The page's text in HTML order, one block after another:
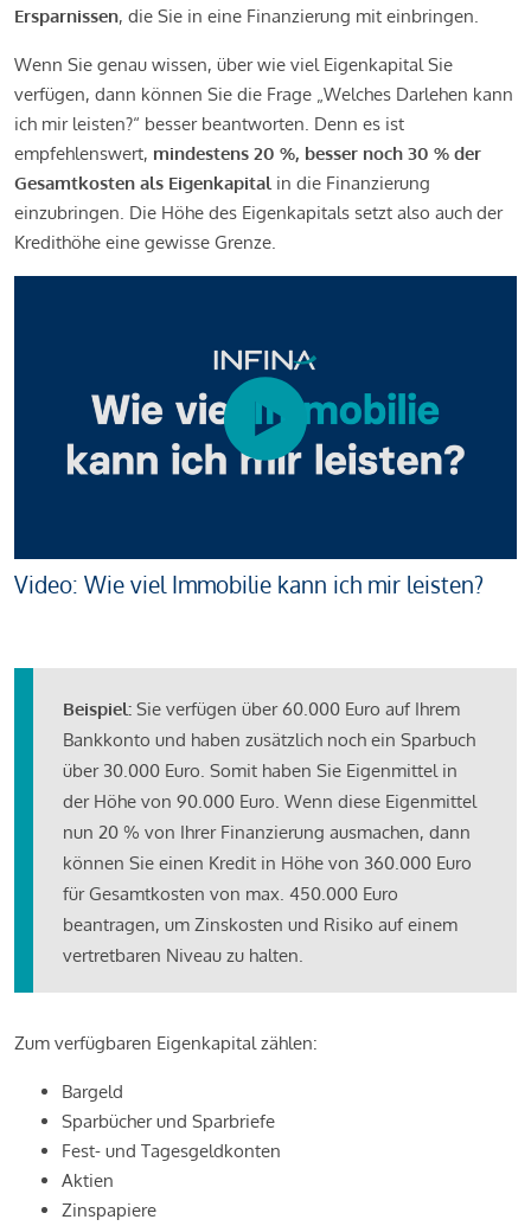
Ersparnissen, die Sie in eine Finanzierung mit einbringen.
Wenn Sie genau wissen, über wie viel Eigenkapital Sie
verfügen, dann können Sie die Frage „Welches Darlehen kann
ich mir leisten?“ besser beantworten. Denn es ist
empfehlenswert, mindestens 20 %, besser noch 30 % der
Gesamtkosten als Eigenkapital in die Finanzierung
einzubringen. Die Höhe des Eigenkapitals setzt also auch der
Kredithöhe eine gewisse Grenze.
Video: Wie viel Immobilie kann ich mir leisten?
Beispiel: Sie verfügen über 60.000 Euro auf Ihrem
Bankkonto und haben zusätzlich noch ein Sparbuch
über 30.000 Euro. Somit haben Sie Eigenmittel in
der Höhe von 90.000 Euro. Wenn diese Eigenmittel
nun 20 % von Ihrer Finanzierung ausmachen, dann
können Sie einen Kredit in Höhe von 360.000 Euro
für Gesamtkosten von max. 450.000 Euro
beantragen, um Zinskosten und Risiko auf einem
vertretbaren Niveau zu halten.
Zum verfügbaren Eigenkapital zählen:
Bargeld
Sparbücher und Sparbriefe
Fest- und Tagesgeldkonten
Aktien
Zinspapiere